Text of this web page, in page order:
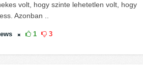
volt, hogy szinte lehetetlen volt, hogy
Azonban ..
1 3